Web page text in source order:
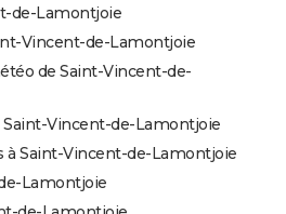
de-Lamontjoie
Vincent-de-Lamontjoie
de Saint-Vincent-de-
Saint-Vincent-de-Lamontjoie
à Saint-Vincent-de-Lamontjoie
Lamontjoie